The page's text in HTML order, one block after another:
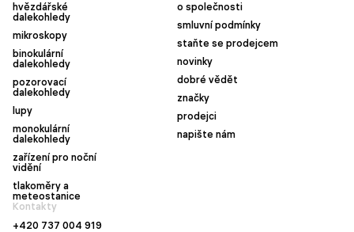
hvězdářské
dalekohledy
mikroskopy
binokulární
dalekohledy
pozorovací
dalekohledy
lupy
monokulární
dalekohledy
zařízení pro noční
vidění
tlakoměry a
meteostanice
o společnosti
smluvní podmínky
staňte se prodejcem
novinky
dobré vědět
značky
prodejci
napište nám
Kontakty
+420 737 004 919